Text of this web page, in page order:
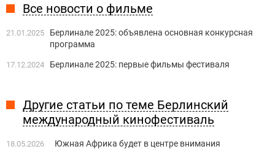
Все новости о фильме
21.01.2025
Берлинале 2025: объявлена основная конкурсная
программа
17.12.2024 Берлинале 2025: первые фильмы фестиваля
Другие статьи по теме Берлинский
международный кинофестиваль
18.05.2026
Южная Африка будет в центре внимания